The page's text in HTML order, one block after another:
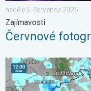
neděle 5. července 2026
Zajímavosti
Červnové
Sobota s přeháňkami,